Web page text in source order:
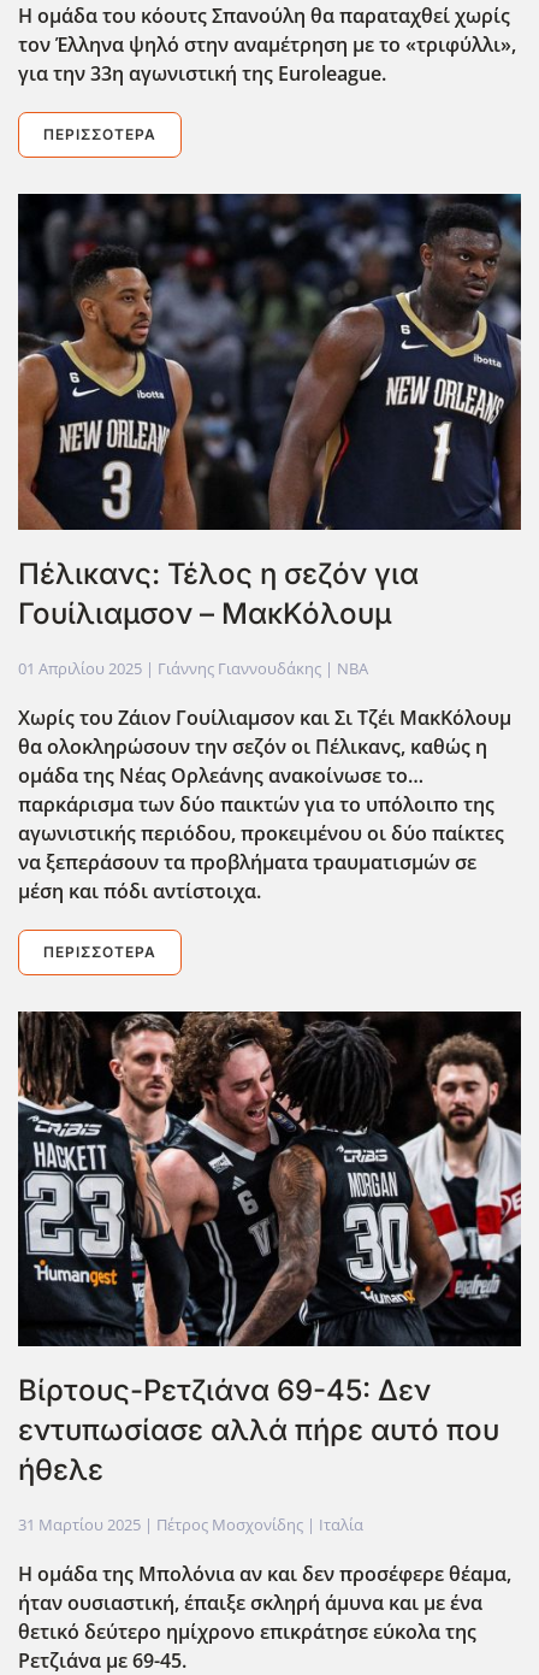
Η ομάδα του κόουτς Σπανούλη θα παραταχθεί χωρίς
τον Έλληνα ψηλό στην αναμέτρηση με το «τριφύλλι»,
για την 33η αγωνιστική της Euroleague.
ΠΕΡΙΣΣΌΤΕΡΑ
Πέλικανς: Τέλος η σεζόν για
Γουίλιαμσον – ΜακΚόλουμ
01 Απριλίου 2025 | Γιάννης Γιαννουδάκης | NBA
Χωρίς του Ζάιον Γουίλιαμσον και Σι Τζέι ΜακΚόλουμ
θα ολοκληρώσουν την σεζόν οι Πέλικανς, καθώς η
ομάδα της Νέας Ορλεάνης ανακοίνωσε το…
παρκάρισμα των δύο παικτών για το υπόλοιπο της
αγωνιστικής περιόδου, προκειμένου οι δύο παίκτες
να ξεπεράσουν τα προβλήματα τραυματισμών σε
μέση και πόδι αντίστοιχα.
ΠΕΡΙΣΣΌΤΕΡΑ
Βίρτους-Ρετζιάνα 69-45: Δεν
εντυπωσίασε αλλά πήρε αυτό που
ήθελε
31 Μαρτίου 2025 | Πέτρος Μοσχονίδης | Ιταλία
Η ομάδα της Μπολόνια αν και δεν προσέφερε θέαμα,
ήταν ουσιαστική, έπαιξε σκληρή άμυνα και με ένα
θετικό δεύτερο ημίχρονο επικράτησε εύκολα της
Ρετζιάνα με 69-45.